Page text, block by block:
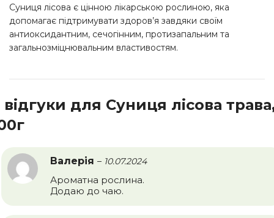
Суниця лісова є цінною лікарською рослиною, яка
допомагає підтримувати здоров’я завдяки своїм
антиоксидантним, сечогінним, протизапальним та
загальнозміцнювальним властивостям.
відгуки для Суниця лісова
Валерія – 10.07.2024
Ароматна рослина.
Додаю до чаю.